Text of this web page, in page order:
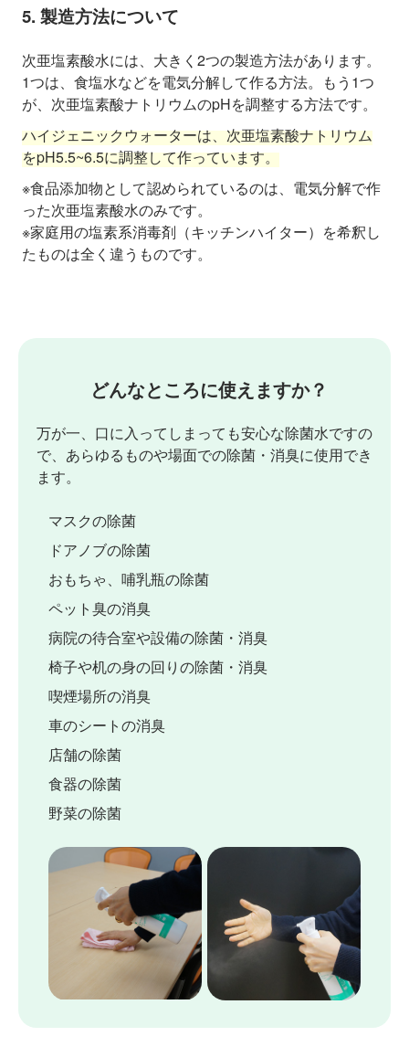
5. 製造方法について
次亜塩素酸水には、大きく2つの製造方法があります。
1つは、食塩水などを電気分解して作る方法。もう1つ
が、次亜塩素酸ナトリウムのpHを調整する方法です。
ハイジェニックウォーターは、次亜塩素酸ナトリウム
をpH5.5~6.5に調整して作っています。
※食品添加物として認められているのは、電気分解で作
った次亜塩素酸水のみです。
※家庭用の塩素系消毒剤（キッチンハイター）を希釈し
たものは全く違うものです。
どんなところに使えますか？
万が一、口に入ってしまっても安心な除菌水ですの
で、あらゆるものや場面での除菌・消臭に使用でき
ます。
マスクの除菌
ドアノブの除菌
おもちゃ、哺乳瓶の除菌
ペット臭の消臭
病院の待合室や設備の除菌・消臭
椅子や机の身の回りの除菌・消臭
喫煙場所の消臭
車のシートの消臭
店舗の除菌
食器の除菌
野菜の除菌